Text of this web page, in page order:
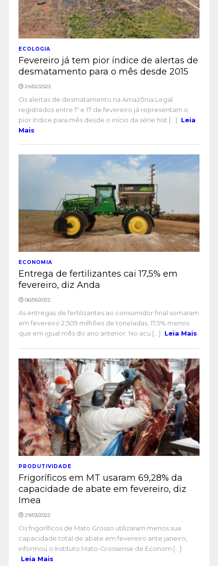
ECOLOGIA
Fevereiro já tem pior índice de alertas de
desmatamento para o mês desde 2015
24/02/2023
Os alertas de desmatamento na Amazônia Legal
registrados entre 1º e 17 de fevereiro já representam o
pior índice para mês desde o início da série hist [...]
Leia
Mais
ECONOMIA
Entrega de fertilizantes cai 17,5% em
fevereiro, diz Anda
06/05/2022
As entregas de fertilizantes ao consumidor final somaram
em fevereiro 2,509 milhões de toneladas, 17,5% menos
que em igual mês do ano anterior. No acu [...]
Leia Mais
PRODUTIVIDADE
Frigoríficos em MT usaram 69,28% da
capacidade de abate em fevereiro, diz
Imea
29/03/2022
Os frigoríficos de Mato Grosso utilizaram menos sua
capacidade total de abate em fevereiro ante janeiro,
informou o Instituto Mato-Grossense de Econom [...]
Leia Mais